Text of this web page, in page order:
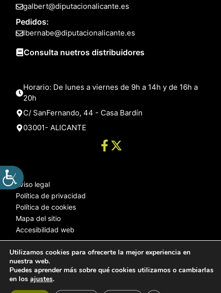
galbert@diputacionalicante.es
Pedidos:
lbernabe@diputacionalicante.es
Consulta nuetros distribuidores
Horario: De lunes a viernes de 9h a 14h y de 16h a
20h
C/ SanFernando, 44 - Casa Bardín
03001- ALICANTE
Aviso legal
Política de privacidad
Política de cookies
Mapa del sitio
Accesibilidad web
© 2025 Web desarrollada por el Servicio de Informática de Diputación
Utilizamos cookies para ofrecerte la mejor experiencia en
nuestra web.
Puedes aprender más sobre qué cookies utilizamos o cambiarlas
en los ajustes.